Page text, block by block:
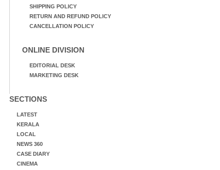
SHIPPING POLICY
RETURN AND REFUND POLICY
CANCELLATION POLICY
ONLINE DIVISION
EDITORIAL DESK
MARKETING DESK
SECTIONS
LATEST
KERALA
LOCAL
NEWS 360
CASE DIARY
CINEMA